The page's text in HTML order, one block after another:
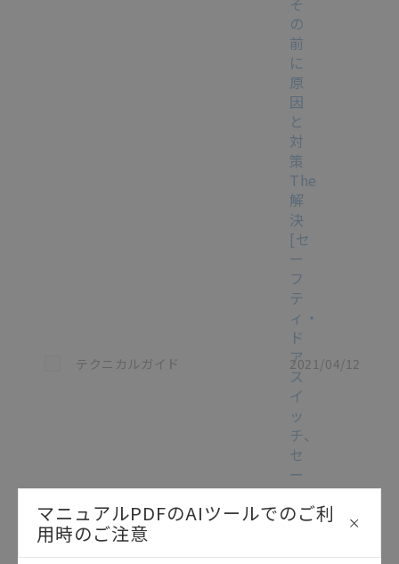
この資料を選択
テクニカルガイド
の
前
に
原
因
と
対
策
The
解
決
[セ
ー
フ
テ
ィ・
ド
ア
ス
イ
ッ
チ、
セ
ー
フ
テ
リ
2021/04/12
マニュアルPDFのAIツールでのご利
用時のご注意